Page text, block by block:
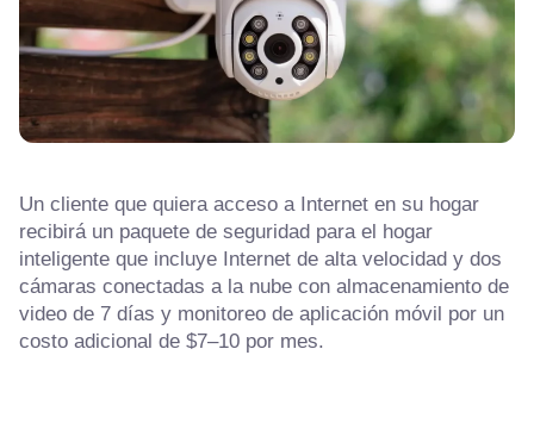
Un cliente que quiera acceso a Internet en su hogar
recibirá un paquete de seguridad para el hogar
inteligente que incluye Internet de alta velocidad y dos
cámaras conectadas a la nube con almacenamiento de
video de 7 días y monitoreo de aplicación móvil por un
costo adicional de $7–10 por mes.